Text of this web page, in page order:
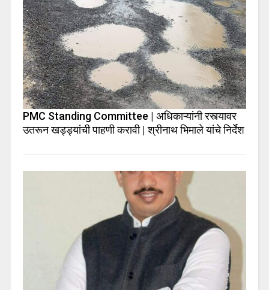
PMC Standing Committee | अधिकाऱ्यांनी रस्त्यावर
उतरून खड्ड्यांची पाहणी करावी | श्रीनाथ भिमाले यांचे निर्देश